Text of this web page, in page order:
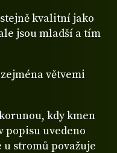
kvalitní jako
jsou mladší a tím
větvemi
kdy kmen
popisu uvedeno
stromů považuje